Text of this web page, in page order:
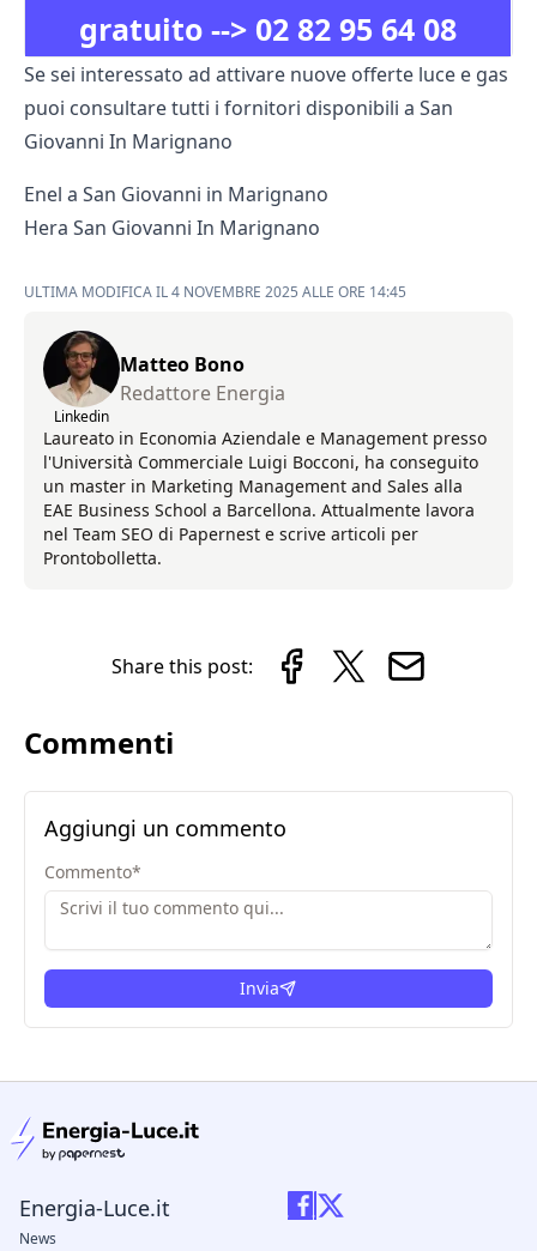
gratuito --> 02 82 95 64 08
Se sei interessato ad attivare nuove offerte luce e gas
puoi consultare tutti i fornitori disponibili a San
Giovanni In Marignano
Enel a San Giovanni in Marignano
Hera San Giovanni In Marignano
ULTIMA MODIFICA IL 4 NOVEMBRE 2025 ALLE ORE 14:45
Linkedin
Matteo Bono
Redattore Energia
Laureato in Economia Aziendale e Management presso
l'Università Commerciale Luigi Bocconi, ha conseguito
un master in Marketing Management and Sales alla
EAE Business School a Barcellona. Attualmente lavora
nel Team SEO di Papernest e scrive articoli per
Prontobolletta.
Share this post:
Commenti
Aggiungi un commento
Commento*
Invia
Energia-Luce.it
News